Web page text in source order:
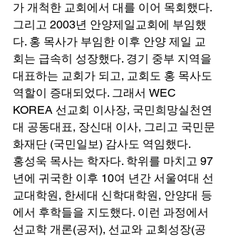
가 개척한 교회에서 대를 이어 목회했다.
그리고 2003년 안양제일교회에 부임했
다. 홍 목사가 부임한 이후 안양 제일 교
회는 급속히 성장했다. 경기 중부 지역을
대표하는 교회가 되고, 교회도 홍 목사도
역할이 증대되었다. 그래서 WEC
KOREA 선교회 이사장, 국민희망실천연
대 공동대표, 장신대 이사, 그리고 국민문
화재단 (국민일보) 감사도 역임했다.
홍성욱 목사는 학자다. 학위를 마치고 97
년에 귀국한 이후 10여 년간 서울여대 선
교대학원, 한세대 신학대학원, 안양대 등
에서 후학들을 지도했다. 이런 과정에서
선교학 개론(공저), 선교와 교회성장(공